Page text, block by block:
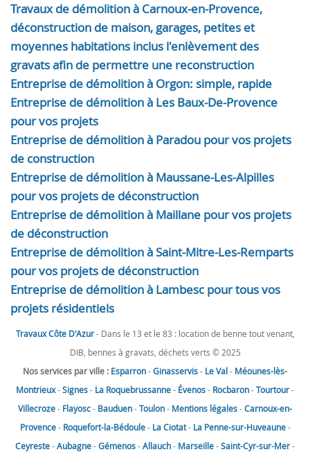
Travaux de démolition à Carnoux-en-Provence,
déconstruction de maison, garages, petites et
moyennes habitations inclus l'enlèvement des
gravats afin de permettre une reconstruction
Entreprise de démolition à Orgon: simple, rapide
Entreprise de démolition à Les Baux-De-Provence
pour vos projets
Entreprise de démolition à Paradou pour vos projets
de construction
Entreprise de démolition à Maussane-Les-Alpilles
pour vos projets de déconstruction
Entreprise de démolition à Maillane pour vos projets
de déconstruction
Entreprise de démolition à Saint-Mitre-Les-Remparts
pour vos projets de déconstruction
Entreprise de démolition à Lambesc pour tous vos
projets résidentiels
Travaux Côte D'Azur- Dans le 13 et le 83 : location de benne tout venant,
DIB, bennes à gravats, déchets verts © 2025
Nos services par ville : Esparron-Ginasservis- Le Val- Méounes-lès-
Montrieux-Signes- La Roquebrussanne- Évenos- Rocbaron-Tourtour-
Villecroze- Flayosc- Bauduen-Toulon- Mentions légales-Carnoux-en-
Provence- Roquefort-la-Bédoule- La Ciotat- La Penne-sur-Huveaune-
Ceyreste-Aubagne-Gémenos-Allauch- Marseille-Saint-Cyr-sur-Mer-